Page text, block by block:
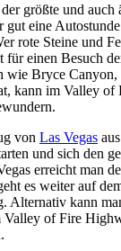
größte und auch
gut eine
rote Steine und
für einen Besuch
wie Bryce
kann im Valley of
von Las Vegas
und sich den
erreicht man
es weiter auf
Alternativ kann
Valley of Fire